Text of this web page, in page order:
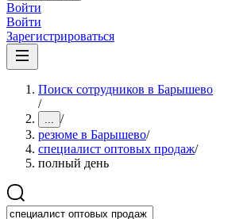
Войти
Войти
Зарегистрироваться
Поиск сотрудников в Барышево
/
... /
резюме в Барышево/
специалист оптовых продаж/
полный день